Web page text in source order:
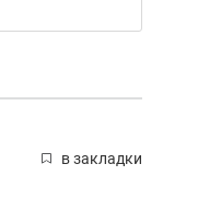
в закладки